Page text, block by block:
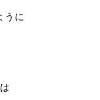
うに